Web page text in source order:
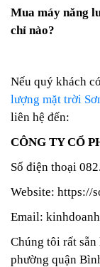
Mua máy năng
chỉ nào?
Nếu quý khách
lượng mặt trời
liên hệ đến:
CÔNG TY CỔ
Số điện thoại
Website: https://
Email:
Chúng tôi rất
phường quận